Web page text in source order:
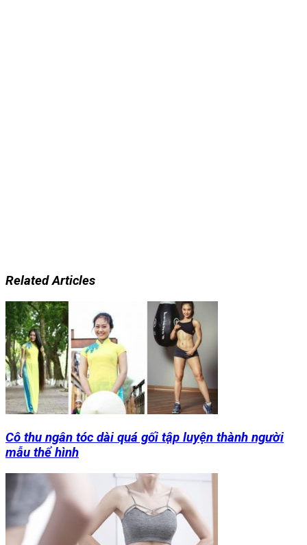
Related Articles
Cô thu ngân tóc dài quá gối tập luyện thành người
mẫu thể hình